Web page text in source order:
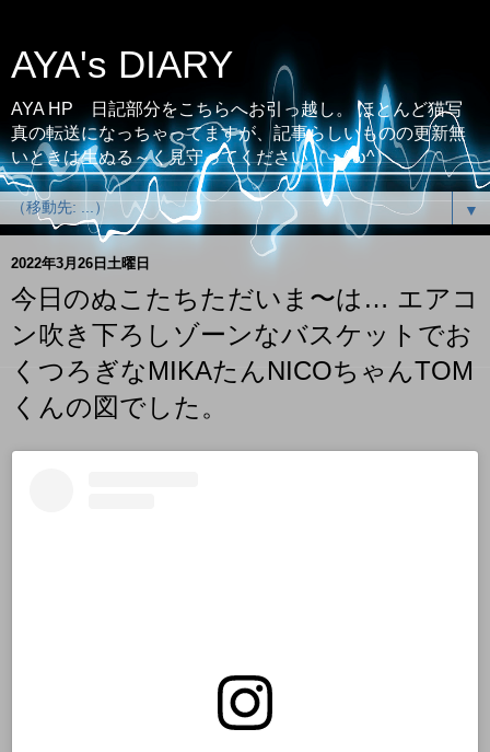
AYA's DIARY
AYA HP 日記部分をこちらへお引っ越し。 ほとんど猫写
真の転送になっちゃってますが、記事らしいものの更新無
いときは生ぬる～く見守ってください（；^ω^）
▼
2022年3月26日土曜日
今日のぬこたちただいま〜は… エアコ
ン吹き下ろしゾーンなバスケットでお
くつろぎなMIKAたんNICOちゃんTOM
くんの図でした。